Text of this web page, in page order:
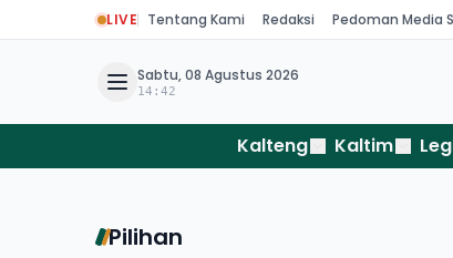
LIVE Tentang Kami Redaksi Pedoman Media
Sabtu, 08 Agustus 2026
14:42
Kalteng Kaltim
Pilihan